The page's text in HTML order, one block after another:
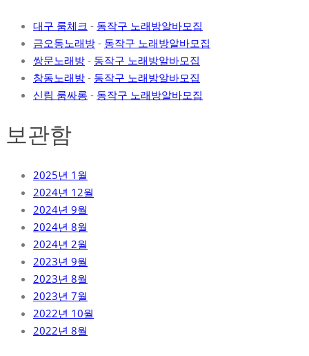
대구 룸체크 - 동작구 노래방알바모집
금오동노래방 - 동작구 노래방알바모집
쌍문노래방 - 동작구 노래방알바모집
창동노래방 - 동작구 노래방알바모집
신림 룸싸롱 - 동작구 노래방알바모집
보관함
2025년 1월
2024년 12월
2024년 9월
2024년 8월
2024년 2월
2023년 9월
2023년 8월
2023년 7월
2022년 10월
2022년 8월